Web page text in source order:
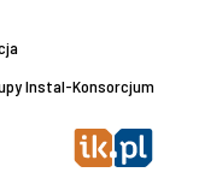
Instal-Konsorcjum